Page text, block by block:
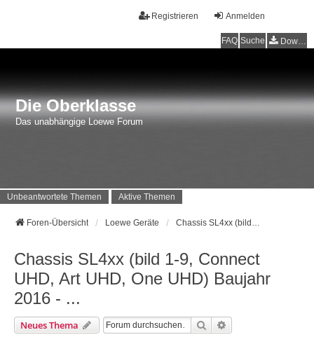
Anmelden
Registrieren
FAQ Suche Downloads
Die Oberklasse
Das unabhängige Loewe Forum
Unbeantwortete Themen Aktive Themen
Foren-Übersicht Loewe Geräte Chassis SL4xx (bild 1-9, Connect UHD, Art UHD, One UHD) Baujahr 2016 - ...
Chassis SL4xx (bild 1-9, Connect
UHD, Art UHD, One UHD) Baujahr
2016 - ...
Neues Thema Suche